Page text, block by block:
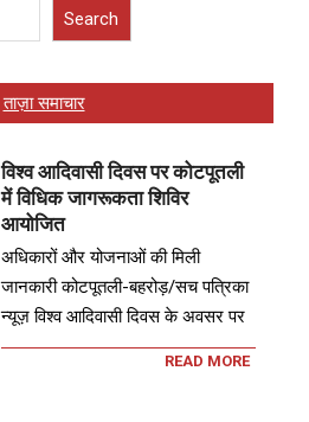
Search
ताज़ा समाचार
विश्व आदिवासी दिवस पर कोटपूतली
में विधिक जागरूकता शिविर
आयोजित
अधिकारों और योजनाओं की मिली
जानकारी कोटपूतली-बहरोड़/सच पत्रिका
न्यूज़ विश्व आदिवासी दिवस के अवसर पर
READ MORE